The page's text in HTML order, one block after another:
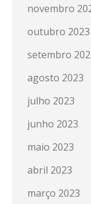
novembro
outubro 2023
setembro
agosto 2023
julho 2023
junho 2023
maio 2023
abril 2023
março 2023